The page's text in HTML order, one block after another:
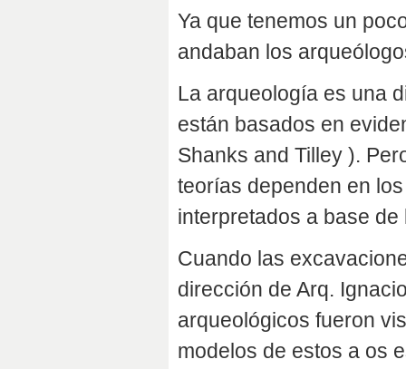
Ya que tenemos un
andaban los
La arqueología es una
están basados en
Shanks and Tilley ).
teorías dependen en
interpretados a base de
Cuando las
dirección de Arq.
arqueológicos fueron
modelos de estos a os